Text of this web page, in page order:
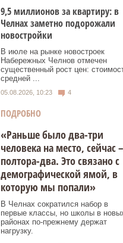
9,5 миллионов за квартиру: в
Челнах заметно подорожали
новостройки
В июле на рынке новостроек
Набережных Челнов отмечен
существенный рост цен:
средней ...
05.08.2026, 10:23 4
ПОДРОБНО
«Раньше было два-три
человека на место, сейчас –
полтора-два. Это связано с
демографической ямой, в
которую мы попали»
В Челнах сократился набор в
первые классы, но школы в
районах по-прежнему держат
нагрузку.